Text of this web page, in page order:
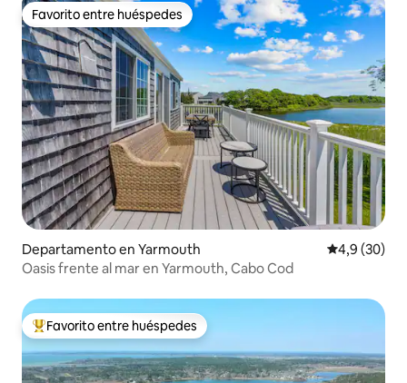
Favorito entre huéspedes
Favorito entre huéspedes
Departamento en Yarmouth Calificación
4,9 (30)
Oasis frente al mar en Yarmouth, Cabo Cod
Favorito entre los huéspedes más destacados
Favorito entre huéspedes